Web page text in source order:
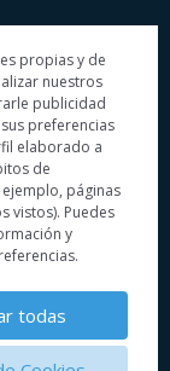
propias y de
nuestros
publicidad
preferencias
elaborado a
de
páginas
vistos). Puedes
y
todas